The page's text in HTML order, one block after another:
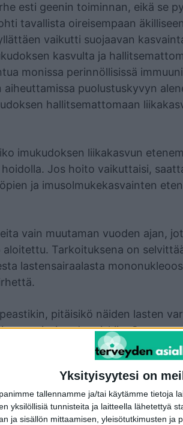
Yksityisyytesi on
tallennamme ja/tai käytämme tietoja
yksilöllisiä tunnisteita ja laitteella lähetettyä
ja sisällön mittaamisen, yleisötutkimusten ja
esti geenin toiminnan, eikä se
tavallista oireisempaan äkilliseen
vaikutti suojaavan
kasvulta ja
monissa perinnöllisissä
puolustuskyvyn
hallitsemattomaan
imukudoksen liikakasvun
Jos hoito vaikuttaisi,
ja imusolmukekasvainten
vain muutaman vuoden ajan,
Tarkoituksena on
lastensairaalasta
pitäisikö näiden lasten
riskiin. Saamme
sanoo.
tutkimus